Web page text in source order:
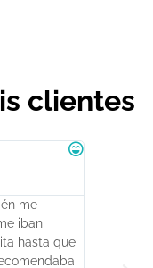
clientes
me
iban
hasta que